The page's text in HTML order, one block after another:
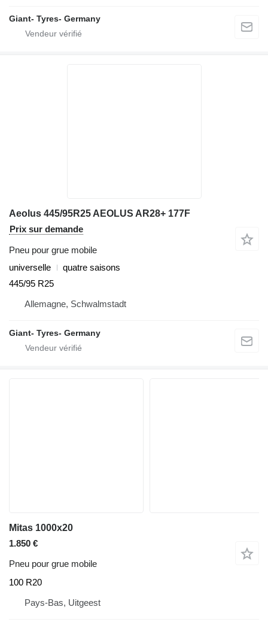
Giant- Tyres- Germany
Aeolus 445/95R25 AEOLUS AR28+ 177F
Prix sur demande
Pneu pour grue mobile
universelle
quatre saisons
445/95 R25
Allemagne, Schwalmstadt
Giant- Tyres- Germany
Mitas 1000x20
1.850 €
Pneu pour grue mobile
100 R20
Pays-Bas, Uitgeest